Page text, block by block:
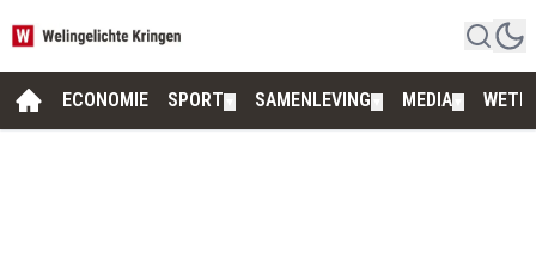
ECONOMIE SPORT SAMENLEVING MEDIA